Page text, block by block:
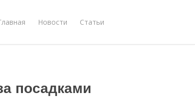
Новости Статьи
посадками